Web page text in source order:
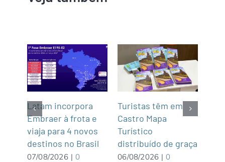
Latam incorpora
Embraer à frota e
viaja para 4 novos
destinos no Brasil
07/08/2026 | 0
Turistas têm em
Castro Mapa
Turístico
distribuído de graça
06/08/2026 | 0